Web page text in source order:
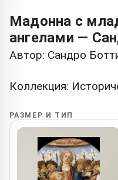
Мадонна с
ангелами —
Автор: Сандро
Коллекция:
РАЗМЕР И ТИП